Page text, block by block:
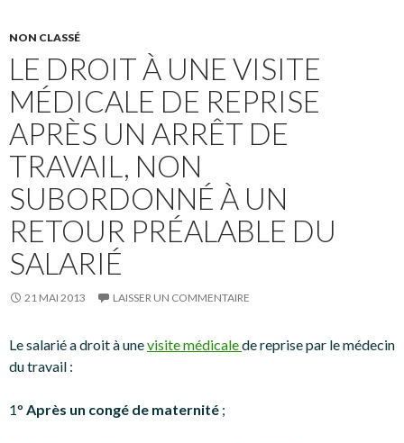
NON CLASSÉ
LE DROIT À UNE VISITE
MÉDICALE DE REPRISE
APRÈS UN ARRÊT DE
TRAVAIL, NON
SUBORDONNÉ À UN
RETOUR PRÉALABLE DU
SALARIÉ
21 MAI 2013 LAISSER UN COMMENTAIRE
Le salarié a droit à unevisite médicalede reprise par le médecin
du travail :
1° Après un congé de maternité ;